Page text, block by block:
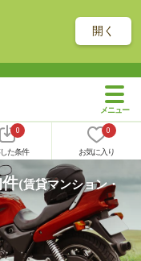
開く
0
た条件
0
お気に入り
(賃貸マンション・